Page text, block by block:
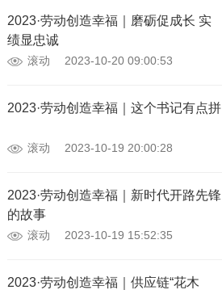
2023·劳动创造幸福｜磨砺促成长 实
绩显忠诚
滚动 2023-10-20 09:00:53
2023·劳动创造幸福｜这个书记有点拼
滚动 2023-10-19 20:00:28
2023·劳动创造幸福｜新时代开路先锋
的故事
滚动 2023-10-19 15:52:35
2023·劳动创造幸福｜供应链“花木